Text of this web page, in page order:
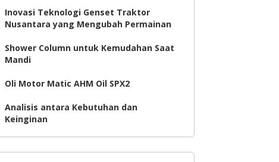
Inovasi Teknologi Genset Traktor
Nusantara yang Mengubah Permainan
Shower Column untuk Kemudahan Saat
Mandi
Oli Motor Matic AHM Oil SPX2
Analisis antara Kebutuhan dan
Keinginan